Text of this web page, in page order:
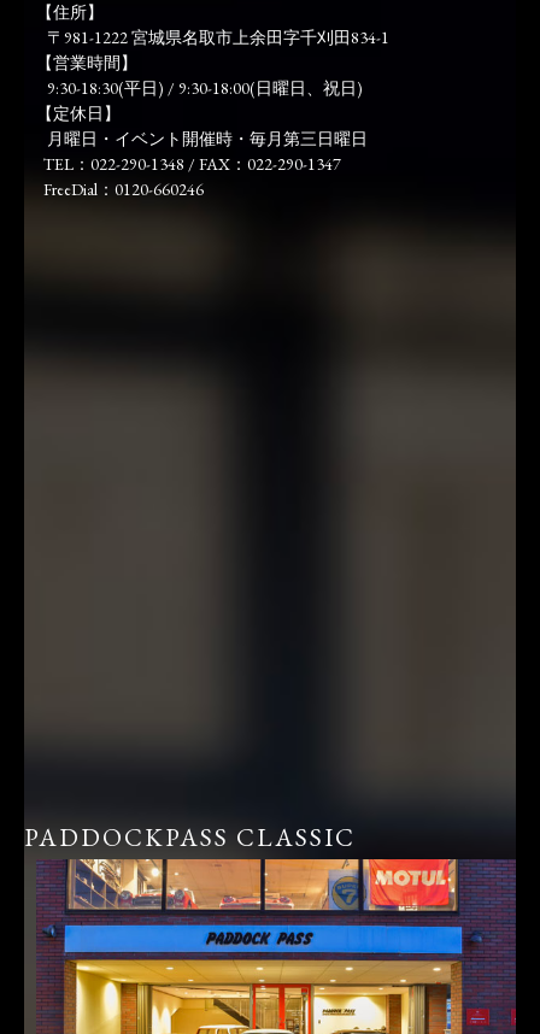
【住所】
〒981-1222 宮城県名取市上余田字千刈田834-1
【営業時間】
9:30-18:30(平日) / 9:30-18:00(日曜日、祝日)
【定休日】
月曜日・イベント開催時・毎月第三日曜日
TEL：022-290-1348 / FAX：022-290-1347
FreeDial：0120-660246
PADDOCKPASS CLASSIC